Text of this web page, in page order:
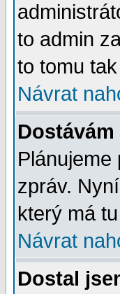
to admin
to tomu
Návrat
zpráv.
který má
Návrat
Dostal